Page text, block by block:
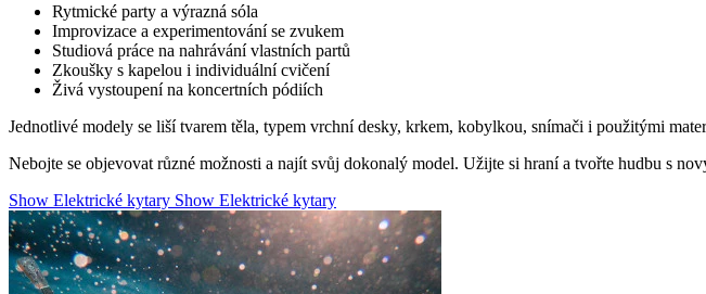
Rytmické party a výrazná sóla
Improvizace a experimentování se zvukem
Studiová práce na nahrávání vlastních partů
Zkoušky s kapelou i individuální cvičení
Živá vystoupení na koncertních pódiích
Jednotlivé modely se liší tvarem těla, typem vrchní desky, krkem, kobylkou, snímači i použitými
Nebojte se objevovat různé možnosti a najít svůj dokonalý model. Užijte si hraní a tvořte hudbu s
Show Elektrické kytary Show Elektrické kytary